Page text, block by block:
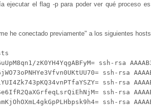
ejecutar el flag -p para poder ver qué proceso
he conectado previamente" a los siguientes
zK0YH4YqgABFyM= ssh-rsa
ssh-rsa
ssh-rsa
ssh-rsa
ssh-rsa